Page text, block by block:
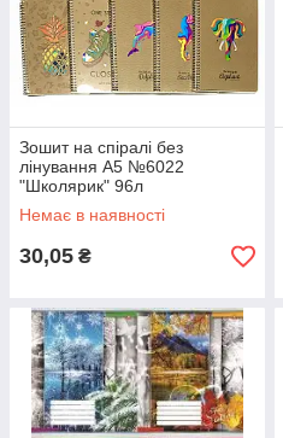
Зошит на спіралі без
лінування A5 №6022
"Школярик" 96л
Немає в наявності
30,05 ₴